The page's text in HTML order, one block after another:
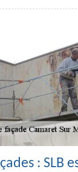
: SLB